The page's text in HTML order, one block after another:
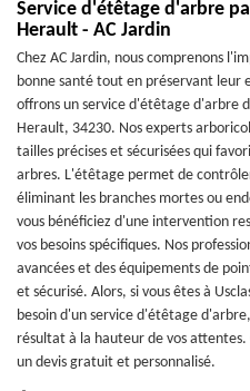
Service d'étêtage d'arbre
Herault - AC Jardin
Chez AC Jardin, nous comprenons
bonne santé tout en préservant leur
offrons un service d'étêtage d'arbre
Herault, 34230. Nos experts
tailles précises et sécurisées qui
arbres. L'étêtage permet de
éliminant les branches mortes ou
vous bénéficiez d'une intervention
vos besoins spécifiques. Nos
avancées et des équipements de
et sécurisé. Alors, si vous êtes à
besoin d'un service d'étêtage
résultat à la hauteur de vos
un devis gratuit et personnalisé.